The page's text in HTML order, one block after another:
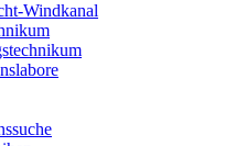
Windkanal